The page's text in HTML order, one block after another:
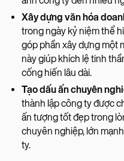
Xây dựng văn hóa
trong ngày kỷ niệm thể
góp phần xây dựng một
này giúp khích lệ tinh
cống hiến lâu dài.
Tạo dấu ấn chuyên
thành lập công ty được
ấn tượng tốt đẹp trong
chuyên nghiệp, lớn
ty.